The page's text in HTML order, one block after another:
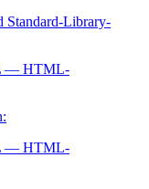
Standard-Library-
— HTML-
— HTML-